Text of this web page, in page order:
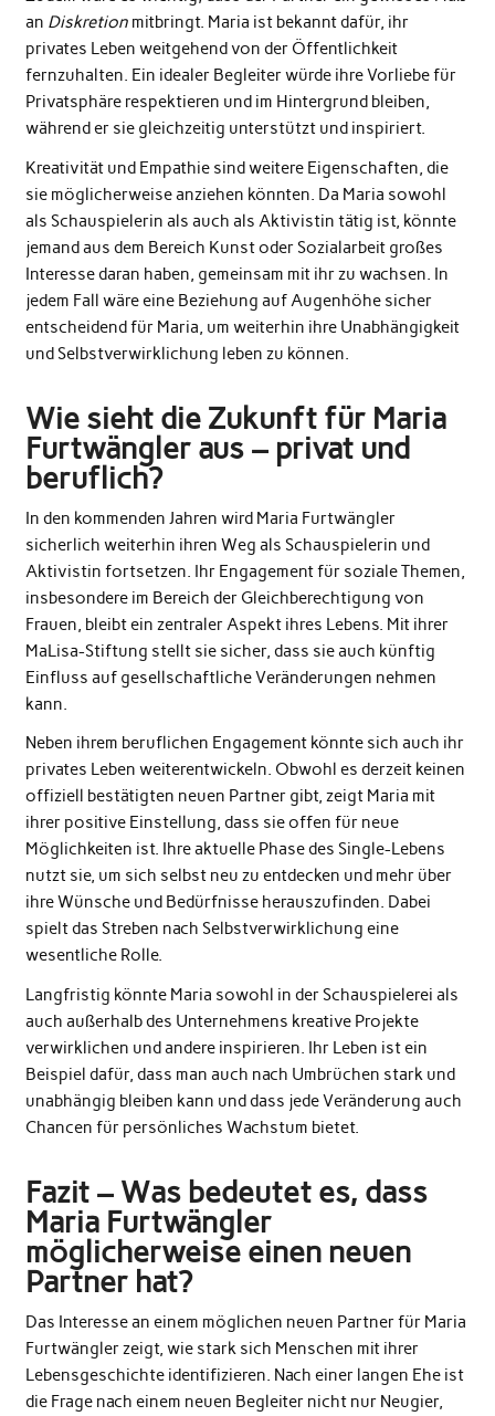
an Diskretionmitbringt. Maria ist bekannt dafür, ihr
privates Leben weitgehend von der Öffentlichkeit
fernzuhalten. Ein idealer Begleiter würde ihre Vorliebe für
Privatsphäre respektieren und im Hintergrund bleiben,
während er sie gleichzeitig unterstützt und inspiriert.
Kreativität und Empathie sind weitere Eigenschaften, die
sie möglicherweise anziehen könnten. Da Maria sowohl
als Schauspielerin als auch als Aktivistin tätig ist, könnte
jemand aus dem Bereich Kunst oder Sozialarbeit großes
Interesse daran haben, gemeinsam mit ihr zu wachsen. In
jedem Fall wäre eine Beziehung auf Augenhöhe sicher
entscheidend für Maria, um weiterhin ihre Unabhängigkeit
und Selbstverwirklichung leben zu können.
Wie sieht die Zukunft für Maria
Furtwängler aus – privat und
beruflich?
In den kommenden Jahren wird Maria Furtwängler
sicherlich weiterhin ihren Weg als Schauspielerin und
Aktivistin fortsetzen. Ihr Engagement für soziale Themen,
insbesondere im Bereich der Gleichberechtigung von
Frauen, bleibt ein zentraler Aspekt ihres Lebens. Mit ihrer
MaLisa-Stiftung stellt sie sicher, dass sie auch künftig
Einfluss auf gesellschaftliche Veränderungen nehmen
kann.
Neben ihrem beruflichen Engagement könnte sich auch ihr
privates Leben weiterentwickeln. Obwohl es derzeit keinen
offiziell bestätigten neuen Partner gibt, zeigt Maria mit
ihrer positive Einstellung, dass sie offen für neue
Möglichkeiten ist. Ihre aktuelle Phase des Single-Lebens
nutzt sie, um sich selbst neu zu entdecken und mehr über
ihre Wünsche und Bedürfnisse herauszufinden. Dabei
spielt das Streben nach Selbstverwirklichung eine
wesentliche Rolle.
Langfristig könnte Maria sowohl in der Schauspielerei als
auch außerhalb des Unternehmens kreative Projekte
verwirklichen und andere inspirieren. Ihr Leben ist ein
Beispiel dafür, dass man auch nach Umbrüchen stark und
unabhängig bleiben kann und dass jede Veränderung auch
Chancen für persönliches Wachstum bietet.
Fazit – Was bedeutet es, dass
Maria Furtwängler
möglicherweise einen neuen
Partner hat?
Das Interesse an einem möglichen neuen Partner für Maria
Furtwängler zeigt, wie stark sich Menschen mit ihrer
Lebensgeschichte identifizieren. Nach einer langen Eheist
die Frage nach einem neuen Begleiter nicht nur Neugier,